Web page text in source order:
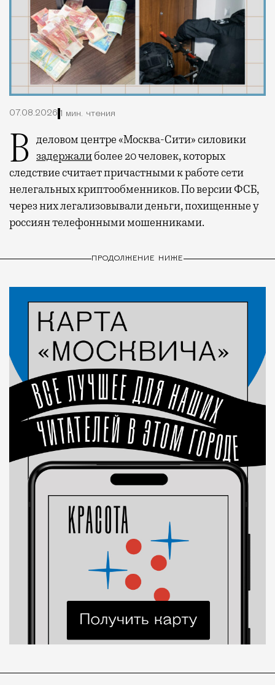
07.08.2026 1 мин. чтения
В деловом центре «Москва-Сити» силовики
задержалиболее 20 человек, которых
следствие считает причастными к работе сети
нелегальных криптообменников. По версии ФСБ,
через них легализовывали деньги, похищенные у
россиян телефонными мошенниками.
ПРОДОЛЖЕНИЕ НИЖЕ